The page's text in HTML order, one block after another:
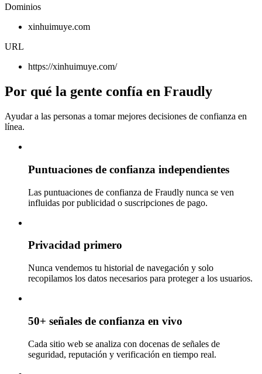
Dominios
xinhuimuye.com
URL
https://xinhuimuye.com/
Por qué la gente confía en Fraudly
Ayudar a las personas a tomar mejores decisiones de confianza en
línea.
Puntuaciones de confianza independientes
Las puntuaciones de confianza de Fraudly nunca se ven
influidas por publicidad o suscripciones de pago.
Privacidad primero
Nunca vendemos tu historial de navegación y solo
recopilamos los datos necesarios para proteger a los usuarios.
50+ señales de confianza en vivo
Cada sitio web se analiza con docenas de señales de
seguridad, reputación y verificación en tiempo real.